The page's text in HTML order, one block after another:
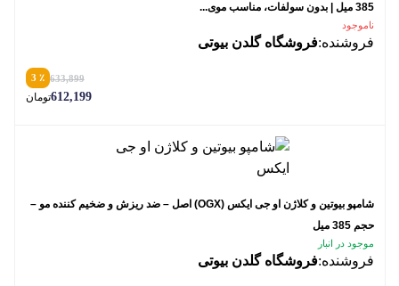
385 میل | بدون سولفات، مناسب موی...
ناموجود
فروشنده:فروشگاه گلدن بیوتی
633,899 ٪ 3
612,199تومان
شامپو بیوتین و کلاژن او جی ایکس (OGX) اصل – ضد ریزش و ضخیم کننده مو –
حجم 385 میل
موجود در انبار
فروشنده:فروشگاه گلدن بیوتی